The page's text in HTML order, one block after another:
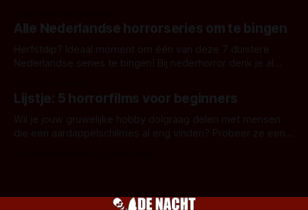
Alle Nederlandse horrorseries om te bingen
Herfstdip? Ideaal moment om één van deze 7 duistere
Nederlandse series te bingen! Bij nederhorror denk je al
Amsterdamned of The Johnsons. Maar Nederlandse horror
is niet beperkt tot films. Hier een aantal Nederlandse tv-
series uit het duistere of horrorgenre. Als
Lijstje: 5 horrorfilms voor beginners
Wil je jouw gruwelijke hobby dolgraag delen met mensen
die een aardappelschilmes al eng vinden? Probeer ze eens